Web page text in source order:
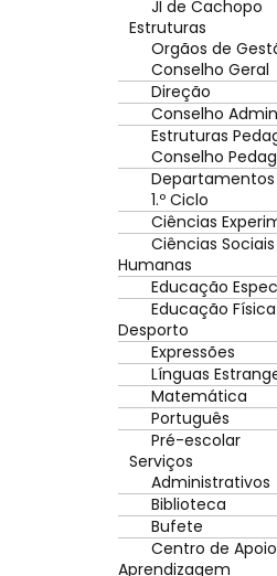
JI de Cachopo
Estruturas
Orgãos de
Conselho Geral
Direção
Conselho
Estruturas
Conselho
Departamentos
1.º Ciclo
Ciências
Ciências
Humanas
Educação
Educação
Desporto
Expressões
Línguas
Matemática
Português
Pré-escolar
Serviços
Administrativos
Biblioteca
Bufete
Centro de
Aprendizagem